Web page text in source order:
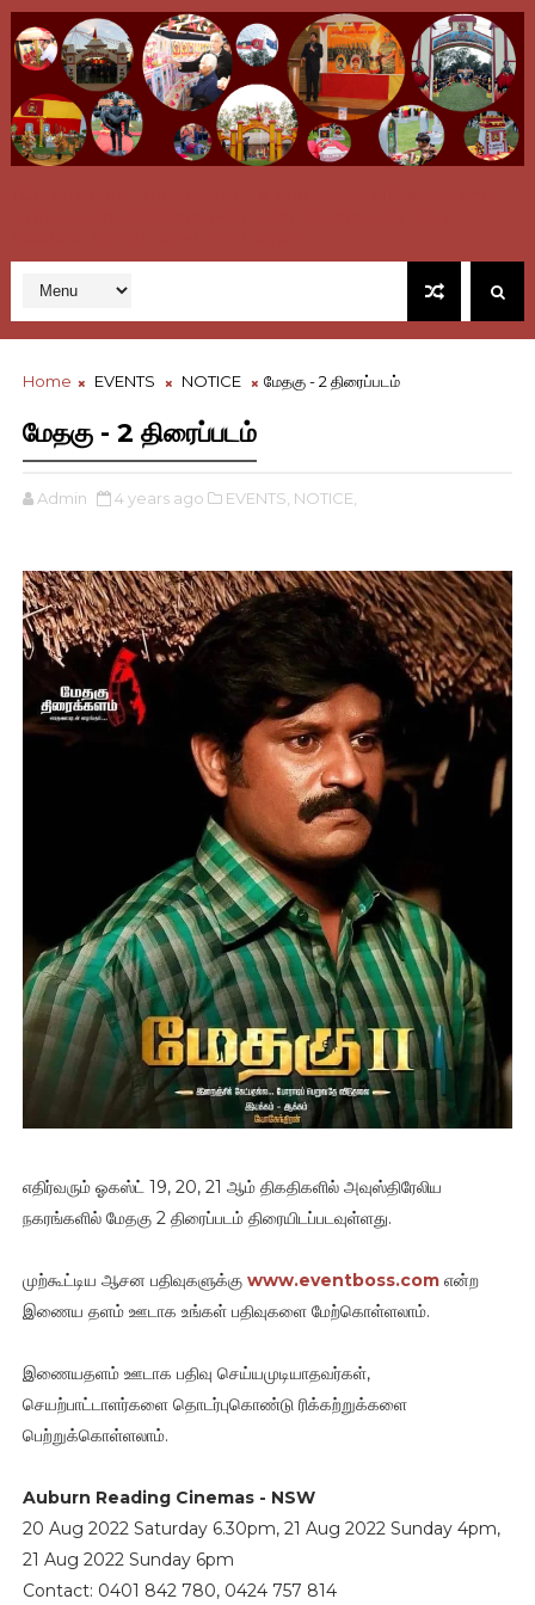
Home EVENTS NOTICE மேதகு - 2 திரைப்படம்
மேதகு - 2 திரைப்படம்
Admin 4 years ago EVENTS, NOTICE,
எதிர்வரும் ஓகஸ்ட் 19, 20, 21 ஆம் திகதிகளில் அவுஸ்திரேலிய
நகரங்களில் மேதகு 2 திரைப்படம் திரையிடப்படவுள்ளது.
முற்கூட்டிய ஆசன பதிவுகளுக்கு www.eventboss.comஎன்ற
இணைய தளம் ஊடாக உங்கள் பதிவுகளை மேற்கொள்ளலாம்.
இணையதளம் ஊடாக பதிவு செய்யமுடியாதவர்கள்,
செயற்பாட்டாளர்களை தொடர்புகொண்டு ரிக்கற்றுக்களை
பெற்றுக்கொள்ளலாம்.
Auburn Reading Cinemas - NSW
20 Aug 2022 Saturday 6.30pm, 21 Aug 2022 Sunday 4pm,
21 Aug 2022 Sunday 6pm
Contact: 0401 842 780, 0424 757 814